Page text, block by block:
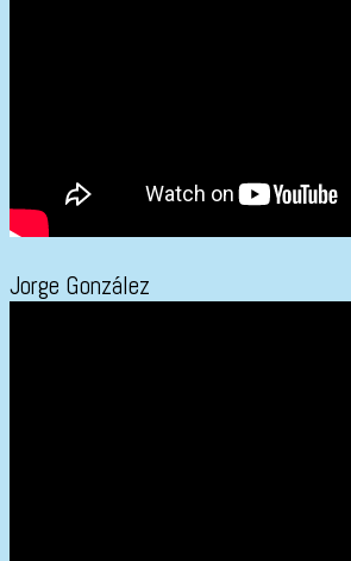
Jorge González